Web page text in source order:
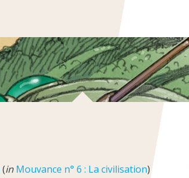
(in Mouvance n° 6 : La civilisation)